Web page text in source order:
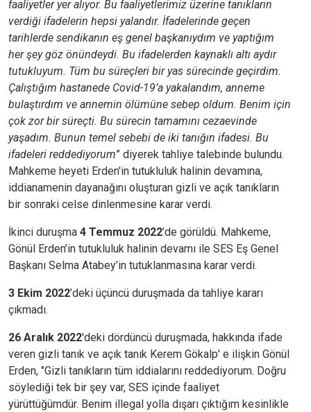
faaliyetler yer alıyor. Bu faaliyetlerimiz üzerine tanıkların
verdiği ifadelerin hepsi yalandır. İfadelerinde geçen
tarihlerde sendikanın eş genel başkanıydım ve yaptığım
her şey göz önündeydi. Bu ifadelerden kaynaklı altı aydır
tutukluyum. Tüm bu süreçleri bir yas sürecinde geçirdim.
Çalıştığım hastanede Covid-19’a yakalandım, anneme
bulaştırdım ve annemin ölümüne sebep oldum. Benim için
çok zor bir süreçti. Bu sürecin tamamını cezaevinde
yaşadım. Bunun temel sebebi de iki tanığın ifadesi. Bu
ifadeleri reddediyorum” diyerek tahliye talebinde bulundu.
Mahkeme heyeti Erden'in tutukluluk halinin devamına,
iddianamenin dayanağını oluşturan gizli ve açık tanıkların
bir sonraki celse dinlenmesine karar verdi.
İkinci duruşma 4 Temmuz 2022’de görüldü. Mahkeme,
Gönül Erden’in tutukluluk halinin devamı ile SES Eş Genel
Başkanı Selma Atabey’in tutuklanmasına karar verdi.
3 Ekim 2022’deki üçüncü duruşmada da tahliye kararı
çıkmadı.
26 Aralık 2022'deki dördüncü duruşmada, hakkında ifade
veren gizli tanık ve açık tanık Kerem Gökalp' e ilişkin Gönül
Erden, "Gizli tanıkların tüm iddialarını reddediyorum. Doğru
söylediği tek bir şey var, SES içinde faaliyet
yürüttüğümdür. Benim illegal yolla dışarı çıktığım kesinlikle